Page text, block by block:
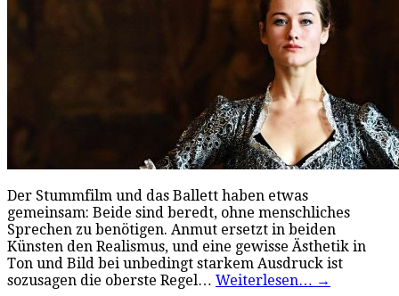
Der Stummfilm und das Ballett haben etwas
gemeinsam: Beide sind beredt, ohne menschliches
Sprechen zu benötigen. Anmut ersetzt in beiden
Künsten den Realismus, und eine gewisse Ästhetik in
Ton und Bild bei unbedingt starkem Ausdruck ist
sozusagen die oberste Regel… Weiterlesen… →